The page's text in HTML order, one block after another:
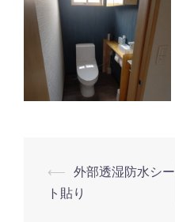
⟵ 外部透湿防水シー
ト貼り